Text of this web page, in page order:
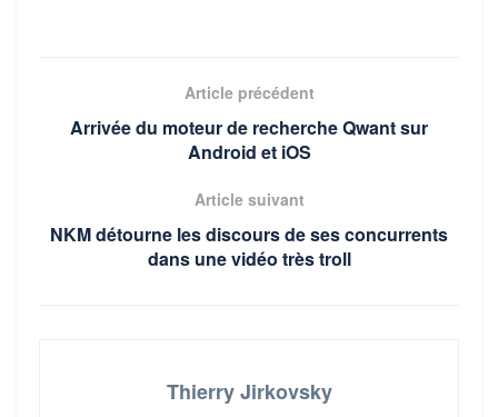
Article précédent
Arrivée du moteur de recherche Qwant sur
Android et iOS
Article suivant
NKM détourne les discours de ses concurrents
dans une vidéo très troll
Thierry Jirkovsky